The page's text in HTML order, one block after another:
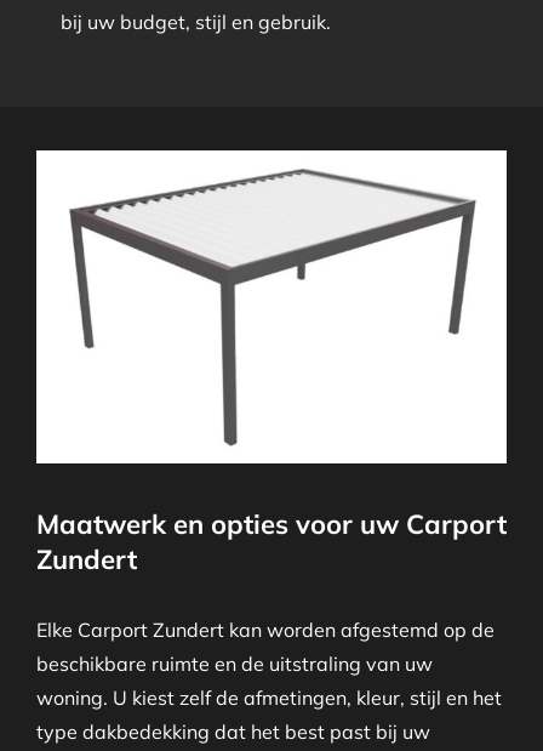
bij uw budget, stijl en gebruik.
Maatwerk en opties voor uw Carport
Zundert
Elke Carport Zundert kan worden afgestemd op de
beschikbare ruimte en de uitstraling van uw
woning. U kiest zelf de afmetingen, kleur, stijl en het
type dakbedekking dat het best past bij uw